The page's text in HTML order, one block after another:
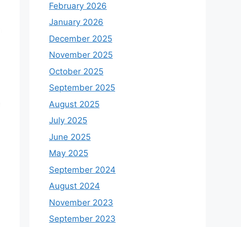
February 2026
January 2026
December 2025
November 2025
October 2025
September 2025
August 2025
July 2025
June 2025
May 2025
September 2024
August 2024
November 2023
September 2023